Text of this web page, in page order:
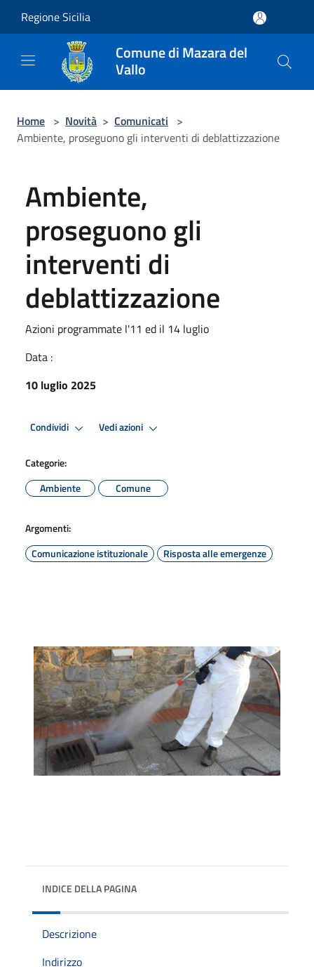
Regione Sicilia
Comune di Mazara del
Vallo
Home > Novità > Comunicati >
Ambiente, proseguono gli interventi di deblattizzazione
Ambiente,
proseguono gli
interventi di
deblattizzazione
Azioni programmate l'11 ed il 14 luglio
Data :
10 luglio 2025
Condividi Vedi azioni
Categorie:
Ambiente
Comune
Argomenti:
Comunicazione istituzionale
Risposta alle emergenze
INDICE DELLA PAGINA
Descrizione
Indirizzo